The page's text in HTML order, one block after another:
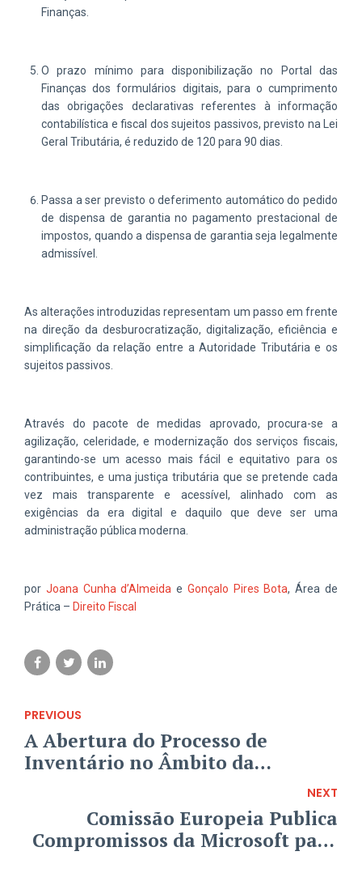
Finanças.
O prazo mínimo para disponibilização no Portal das
Finanças dos formulários digitais, para o cumprimento
das obrigações declarativas referentes à informação
contabilística e fiscal dos sujeitos passivos, previsto na Lei
Geral Tributária, é reduzido de 120 para 90 dias.
Passa a ser previsto o deferimento automático do pedido
de dispensa de garantia no pagamento prestacional de
impostos, quando a dispensa de garantia seja legalmente
admissível.
As alterações introduzidas representam um passo em frente
na direção da desburocratização, digitalização, eficiência e
simplificação da relação entre a Autoridade Tributária e os
sujeitos passivos.
Através do pacote de medidas aprovado, procura-se a
agilização, celeridade, e modernização dos serviços fiscais,
garantindo-se um acesso mais fácil e equitativo para os
contribuintes, e uma justiça tributária que se pretende cada
vez mais transparente e acessível, alinhado com as
exigências da era digital e daquilo que deve ser uma
administração pública moderna.
por Joana Cunha d’Almeida e Gonçalo Pires Bota, Área de
Prática – Direito Fiscal
PREVIOUS
A Abertura do Processo de
Inventário no Âmbito da
NEXT
Comissão Europeia Publica
Compromissos da Microsoft para